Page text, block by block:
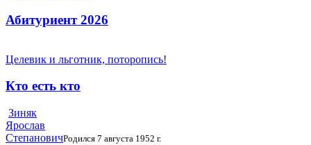
Абитуриент 2026
Целевик и льготник, поторопись!
Кто есть кто
Зиняк
Ярослав
СтепановичРодился 7 августа 1952 г.